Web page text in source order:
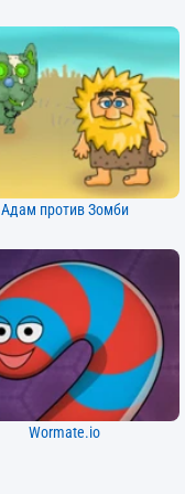
Адам против Зомби
Wormate.io